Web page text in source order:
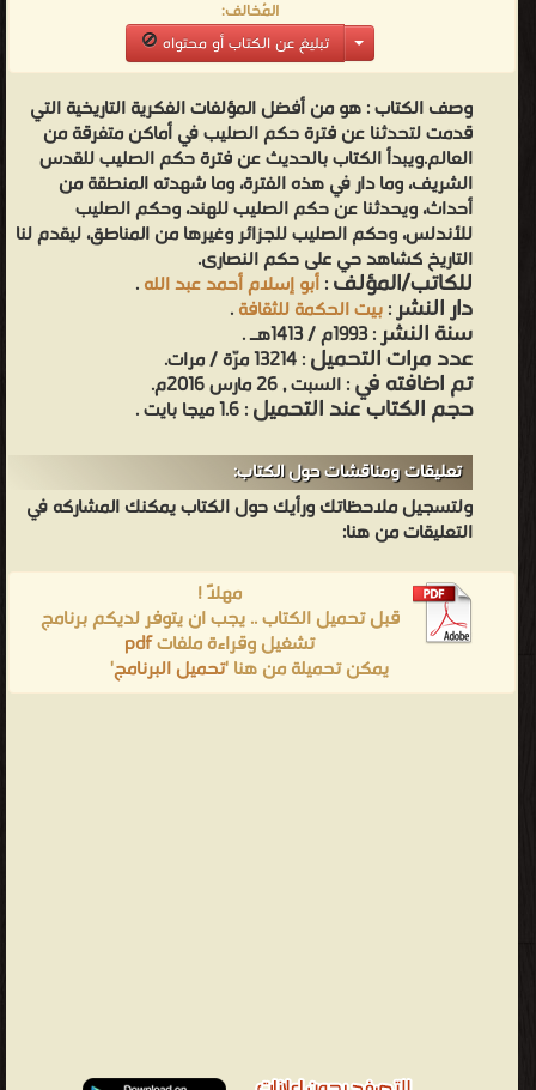
المُخالف:
تبليغ عن الكتاب أو محتواه
وصف الكتاب :هو من أفضل المؤلفات الفكرية التاريخية التي
قدمت لتحدثنا عن فترة حكم الصليب في أماكن متفرقة من
العالم.ويبدأ الكتاب بالحديث عن فترة حكم الصليب للقدس
الشريف، وما دار في هذه الفترة، وما شهدته المنطقة من
أحداث، ويحدثنا عن حكم الصليب للهند، وحكم الصليب
للأندلس، وحكم الصليب للجزائر وغيرها من المناطق، ليقدم لنا
التاريخ كشاهد حي على حكم النصارى.
للكاتب/المؤلف:أبو إسلام أحمد عبد الله.
دار النشر:بيت الحكمة للثقافة.
سنة النشر: 1993م / 1413هـ .
عدد مرات التحميل: 13214 مرّة / مرات.
تم اضافته في: السبت , 26 مارس 2016م.
حجم الكتاب عند التحميل: 1.6 ميجا بايت .
تعليقات ومناقشات حول الكتاب:
ولتسجيل ملاحظاتك ورأيك حول الكتاب يمكنك المشاركه في
التعليقات من هنا:
مهلاً !
قبل تحميل الكتاب .. يجب ان يتوفر لديكم برنامج
تشغيل وقراءة ملفاتpdf
يمكن تحميلة من هنا 'تحميل البرنامج'